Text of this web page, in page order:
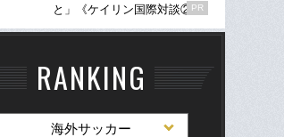
と」《ケイリン国際対談②》
PR
RANKING
海外サッカー